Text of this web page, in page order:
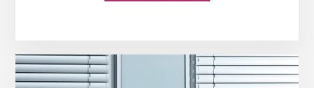
ZUM
ZUR
KOMMUNALWAHL